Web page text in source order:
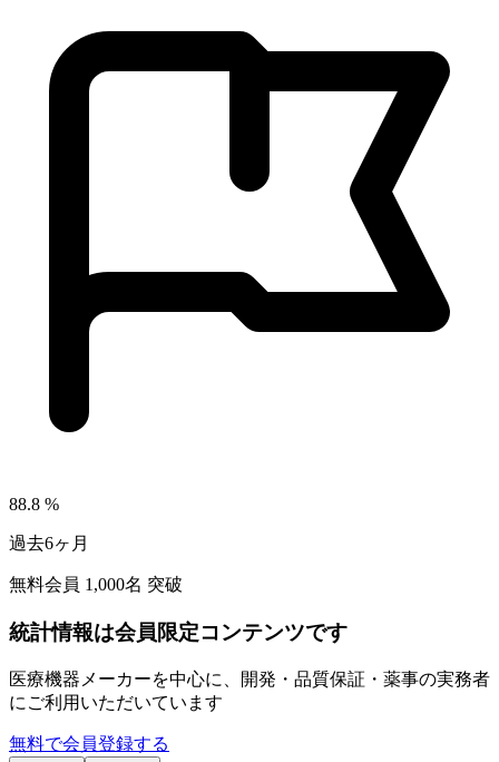
88.8 %
過去6ヶ月
無料会員 1,000名 突破
統計情報は会員限定コンテンツです
医療機器メーカーを中心に、開発・品質保証・薬事の実務者
にご利用いただいています
無料で会員登録する